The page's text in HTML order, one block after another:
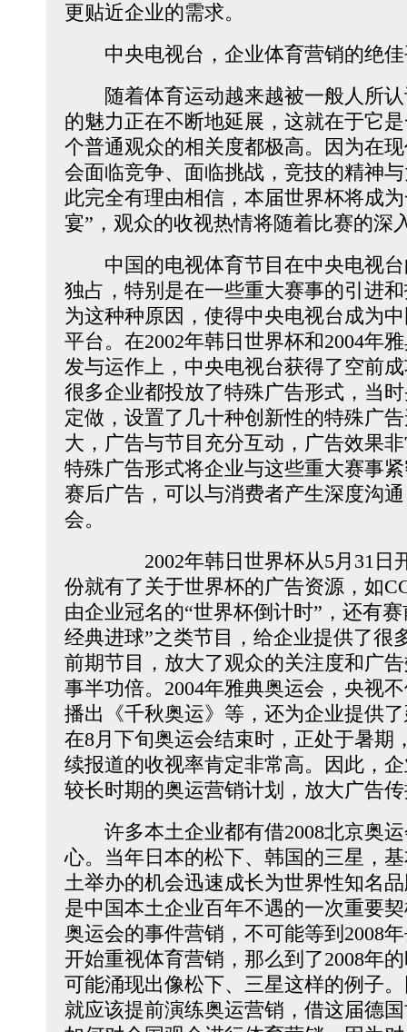
更贴近企业的需求。
中央电视台，企业体育营销的绝佳
随着体育运动越来越被一般人所认
的魅力正在不断地延展，这就在于它
个普通观众的相关度都极高。因为在
会面临竞争、面临挑战，竞技的精神
此完全有理由相信，本届世界杯将成
宴”，观众的收视热情将随着比赛的深
中国的电视体育节目在中央电视台
独占，特别是在一些重大赛事的引进
为这种种原因，使得中央电视台成为
平台。在2002年韩日世界杯和2004年
发与运作上，中央电视台获得了空前
很多企业都投放了特殊广告形式，当
定做，设置了几十种创新性的特殊广
大，广告与节目充分互动，广告效果
特殊广告形式将企业与这些重大赛事
赛后广告，可以与消费者产生深度沟
会。
2002年韩日世界杯从5月31日开
份就有了关于世界杯的广告资源，如
由企业冠名的“世界杯倒计时”，还有
经典进球”之类节目，给企业提供了很
前期节目，放大了观众的关注度和广
事半功倍。2004年雅典奥运会，央视
播出《千秋奥运》等，还为企业提供
在8月下旬奥运会结束时，正处于暑期
续报道的收视率肯定非常高。因此，
较长时期的奥运营销计划，放大广告
许多本土企业都有借2008北京奥运
心。当年日本的松下、韩国的三星，
土举办的机会迅速成长为世界性知名
是中国本土企业百年不遇的一次重要
奥运会的事件营销，不可能等到2008
开始重视体育营销，那么到了2008年
可能涌现出像松下、三星这样的例子
就应该提前演练奥运营销，借这届德